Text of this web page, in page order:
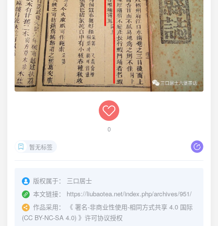
0
暂无标签
版权属于：
三口居士
本文链接：
https://liubaotea.net/index.php/archives/951/
作品采用：
《 署名-非商业性使用-相同方式共享 4.0 国际
(CC BY-NC-SA 4.0) 》许可协议授权